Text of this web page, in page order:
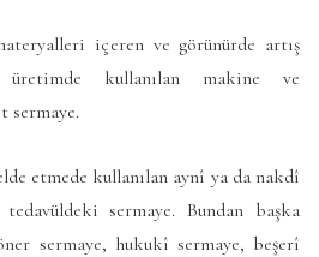
içeren ve görünürde artış
üretimde kullanılan makine ve
sermaye.
etmede kullanılan aynî ya da nakdî
sermaye. Bundan başka
sermaye, hukukî sermaye, beşerî